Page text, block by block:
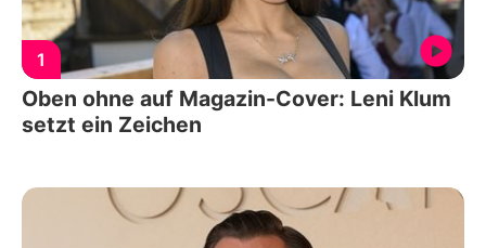
1
Oben ohne auf Magazin-Cover: Leni Klum
setzt ein Zeichen